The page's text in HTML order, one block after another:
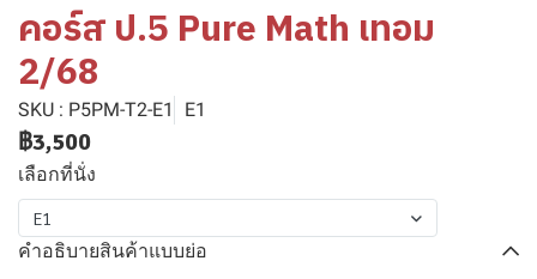
คอร์ส ป.5 Pure Math เทอม
2/68
SKU : P5PM-T2-E1 E1
฿3,500
เลือกที่นั่ง
E1
คำอธิบายสินค้าแบบย่อ